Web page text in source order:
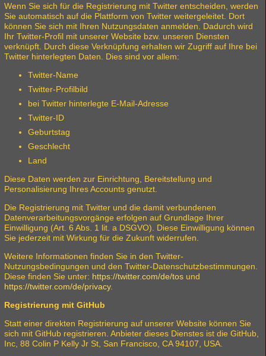
Wenn Sie sich für die Registrierung mit Twitter entscheiden, werden
Sie automatisch auf die Plattform von Twitter weitergeleitet. Dort
können Sie sich mit Ihren Nutzungsdaten anmelden. Dadurch wird
Ihr Twitter-Profil mit unserer Website bzw. unseren Diensten
verknüpft. Durch diese Verknüpfung erhalten wir Zugriff auf Ihre bei
Twitter hinterlegten Daten. Dies sind vor allem:
Twitter-Name
Twitter-Profilbild
bei Twitter hinterlegte E-Mail-Adresse
Twitter-ID
Geburtstag
Geschlecht
Land
Diese Daten werden zur Einrichtung, Bereitstellung und
Personalisierung Ihres Accounts genutzt.
Die Registrierung mit Twitter und die damit verbundenen
Datenverarbeitungsvorgänge erfolgen auf Grundlage Ihrer
Einwilligung (Art. 6 Abs. 1 lit. a DSGVO). Diese Einwilligung können
Sie jederzeit mit Wirkung für die Zukunft widerrufen.
Weitere Informationen finden Sie in den Twitter-
Nutzungsbedingungen und den Twitter-Datenschutzbestimmungen.
Diese finden Sie unter: https://twitter.com/de/tos und
https://twitter.com/de/privacy.
Registrierung mit GitHub
Statt einer direkten Registrierung auf unserer Website können Sie
sich mit GitHub registrieren. Anbieter dieses Dienstes ist die GitHub,
Inc, 88 Colin P Kelly Jr St, San Francisco, CA 94107, USA.